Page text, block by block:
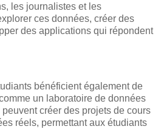
les journalistes et les
ces données, créer des
des applications qui répondent
bénéficient également de
un laboratoire de données
créer des projets de cours
réels, permettant aux étudiants